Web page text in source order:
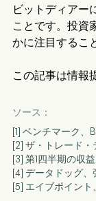
ビットディアー
ことです。投資
かに注目するこ
この記事は情報
ソース：
[1] ベンチマーク
[2] ザ・トレード
[3] 第1四半期の収
[4] データドッグ
[5] エイブポイン